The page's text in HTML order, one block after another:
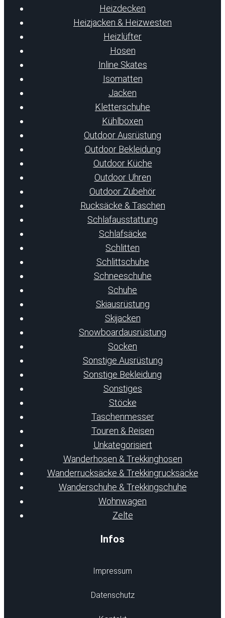
Heizdecken
Heizjacken & Heizwesten
Heizlüfter
Hosen
Inline Skates
Isomatten
Jacken
Kletterschuhe
Kühlboxen
Outdoor Ausrüstung
Outdoor Bekleidung
Outdoor Küche
Outdoor Uhren
Outdoor Zubehör
Rucksäcke & Taschen
Schlafausstattung
Schlafsäcke
Schlitten
Schlittschuhe
Schneeschuhe
Schuhe
Skiausrüstung
Skijacken
Snowboardausrüstung
Socken
Sonstige Ausrüstung
Sonstige Bekleidung
Sonstiges
Stöcke
Taschenmesser
Touren & Reisen
Unkategorisiert
Wanderhosen & Trekkinghosen
Wanderrucksäcke & Trekkingrucksäcke
Wanderschuhe & Trekkingschuhe
Wohnwagen
Zelte
Infos
Impressum
Datenschutz